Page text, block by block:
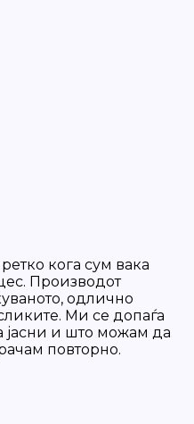
кога сум вака
Производот
одлично
Ми се допаѓа
и што можам да
повторно.